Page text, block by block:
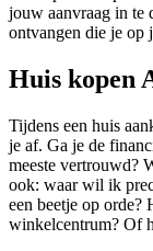
jouw aanvraag in te
ontvangen die je op
Huis kopen
Tijdens een huis
je af. Ga je de
meeste vertrouwd?
ook: waar wil ik
een beetje op orde?
winkelcentrum? Of